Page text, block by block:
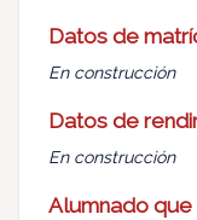
Datos de
En construcción
Datos de
En construcción
Alumnado